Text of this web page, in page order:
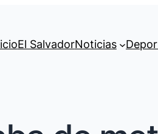
El SalvadorNoticias